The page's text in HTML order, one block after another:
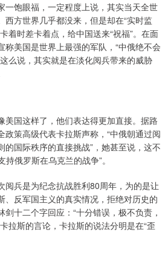
一饱眼福，一定程度上说，其实当天全世
西方世界几乎都没来，但是却在“实时监
着时差卡着点，给中国送来“祝福”。在面
称美国是世界上最强的军队，“中俄绝不会
么说，其实就是在淡化阅兵带来的威胁
美国这样了，他们表达得更加直接。据路
政策高级代表卡拉斯声称，“中俄朝通过阅
的国际秩序的直接挑战”，她甚至说，这不
持俄罗斯在乌克兰的战争”。
阅兵是为纪念抗战胜利80周年，为的是让
、反军国主义的真实情况，拒绝对历史的
十二个字回应：“十分错误，极不负责，
拉斯的言论，卡拉斯的说法分明是在“歪